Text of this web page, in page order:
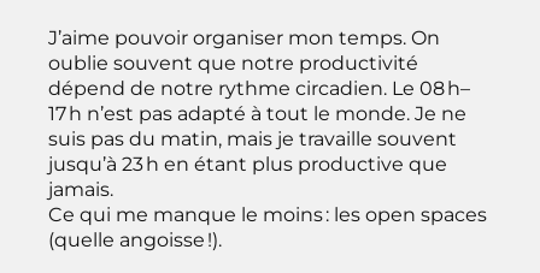
J’aime pouvoir organiser mon temps. On
oublie souvent que notre productivité
dépend de notre rythme circadien. Le 08 h–
17 h n’est pas adapté à tout le monde. Je ne
suis pas du matin, mais je travaille souvent
jusqu’à 23 h en étant plus productive que
jamais.
Ce qui me manque le moins : les open spaces
(quelle angoisse !).